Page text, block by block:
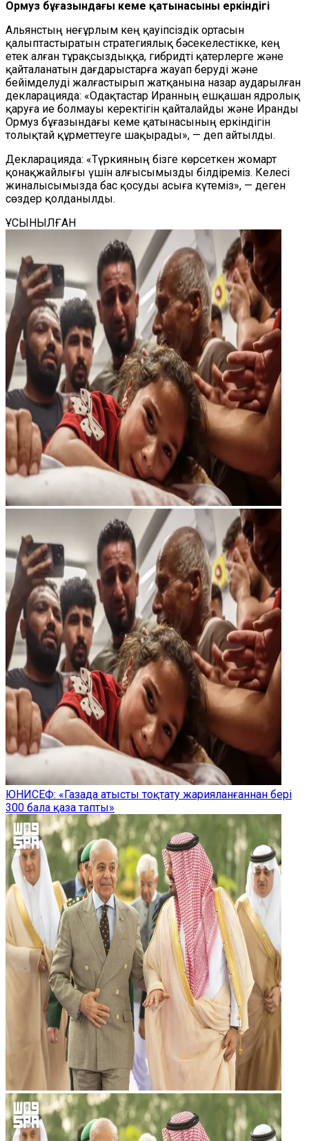
Ормуз бұғазындағы кеме қатынасының еркіндігі
Альянстың неғұрлым кең қауіпсіздік ортасын
қалыптастыратын стратегиялық бәсекелестікке, кең
етек алған тұрақсыздыққа, гибридті қатерлерге және
қайталанатын дағдарыстарға жауап беруді және
бейімделуді жалғастырып жатқанына назар аударылған
декларацияда: «Одақтастар Иранның ешқашан ядролық
қаруға ие болмауы керектігін қайталайды және Иранды
Ормуз бұғазындағы кеме қатынасының еркіндігін
толықтай құрметтеуге шақырады», — деп айтылды.
Декларацияда: «Түркияның бізге көрсеткен жомарт
қонақжайлығы үшін алғысымызды білдіреміз. Келесі
жиналысымызда бас қосуды асыға күтеміз», — деген
сөздер қолданылды.
ҰСЫНЫЛҒАН
ЮНИСЕФ: «Газада атысты тоқтату жарияланғаннан бері
300 бала қаза тапты»